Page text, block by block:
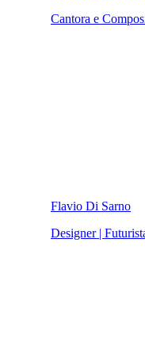
Cantora e
Flavio Di Sarno
Designer |